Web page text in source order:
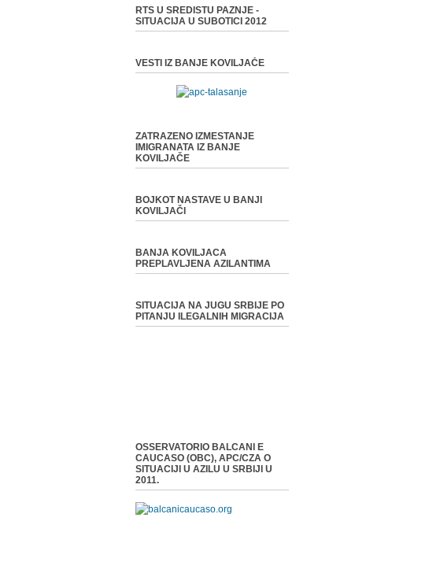
RTS U SREDISTU PAZNJE -
SITUACIJA U SUBOTICI 2012
VESTI IZ BANJE KOVILJAČE
ZATRAZENO IZMESTANJE
IMIGRANATA IZ BANJE
KOVILJAČE
BOJKOT NASTAVE U BANJI
KOVILJAČI
BANJA KOVILJACA
PREPLAVLJENA AZILANTIMA
SITUACIJA NA JUGU SRBIJE PO
PITANJU ILEGALNIH MIGRACIJA
OSSERVATORIO BALCANI E
CAUCASO (OBC), APC/CZA O
SITUACIJI U AZILU U SRBIJI U
2011.